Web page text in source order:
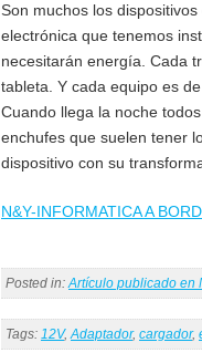
Son muchos los
electrónica que tenemos
necesitarán energía. Cada
tableta. Y cada equipo es
Cuando llega la noche
enchufes que suelen tener
dispositivo con su
N&Y-INFORMATICA A
Posted in:Artículo publicado en
Tags: 12V,Adaptador, cargador,